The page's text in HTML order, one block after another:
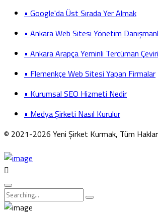
• Google'da Üst Sırada Yer Almak
• Ankara Web Sitesi Yönetim
• Ankara Arapça Yeminli Tercüman
• Flemenkçe Web Sitesi Yapan Firmalar
• Kurumsal SEO Hizmeti Nedir
• Medya Şirketi Nasıl Kurulur
© 2021-2026 Yeni Şirket Kurmak, Tüm Hakları